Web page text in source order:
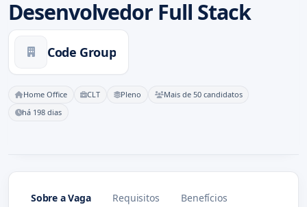
Desenvolvedor Full Stack
Code Group
Home Office CLT Pleno
Mais de 50 candidatos
há 198 dias
Sobre a Vaga Requisitos Benefícios